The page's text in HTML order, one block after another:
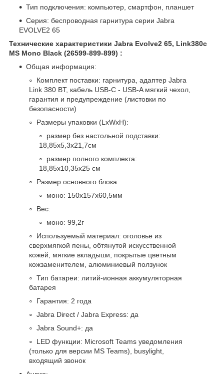
Тип подключения: компьютер, смартфон, планшет
Серия: беспроводная гарнитура серии Jabra
EVOLVE2 65
Технические характеристики Jabra Evolve2 65, Link380c
MS Mono Black (26599-899-899) :
Общая информация:
Комплект поставки: гарнитура, адаптер Jabra
Link 380 BT, кабель USB-C - USB-A мягкий чехол,
гарантия и предупреждение (листовки по
безопасности)
Размеры упаковки (LxWxH):
размер без настольной подставки:
18,85x5,3x21,7см
размер полного комплекта:
18,85x10,35x25 см
Размер основного блока:
моно: 150x157x60,5мм
Вес:
моно: 99,2г
Используемый материал: оголовье из
сверхмягкой пены, обтянутой искусственной
кожей, мягкие вкладыши, покрытые цветным
кожзаменителем, алюминиевый ползунок
Тип батареи: литий-ионная аккумуляторная
батарея
Гарантия: 2 года
Jabra Direct / Jabra Express: да
Jabra Sound+: да
LED функции: Microsoft Teams уведомления
(только для версии MS Teams), busylight,
входящий звонок